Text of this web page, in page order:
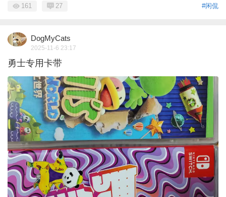
#闲侃
161 27
DogMyCats
2025-11-6 23:17
勇士专用卡带